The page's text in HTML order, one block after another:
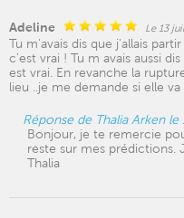
Adeline Le 13
Tu m'avais dis que j'allais
c'est vrai ! Tu m avais aussi
est vrai. En revanche la
lieu ..je me demande si elle va
Réponse de Thalia Arken
Bonjour, je te remercie
reste sur mes prédictions.
Thalia